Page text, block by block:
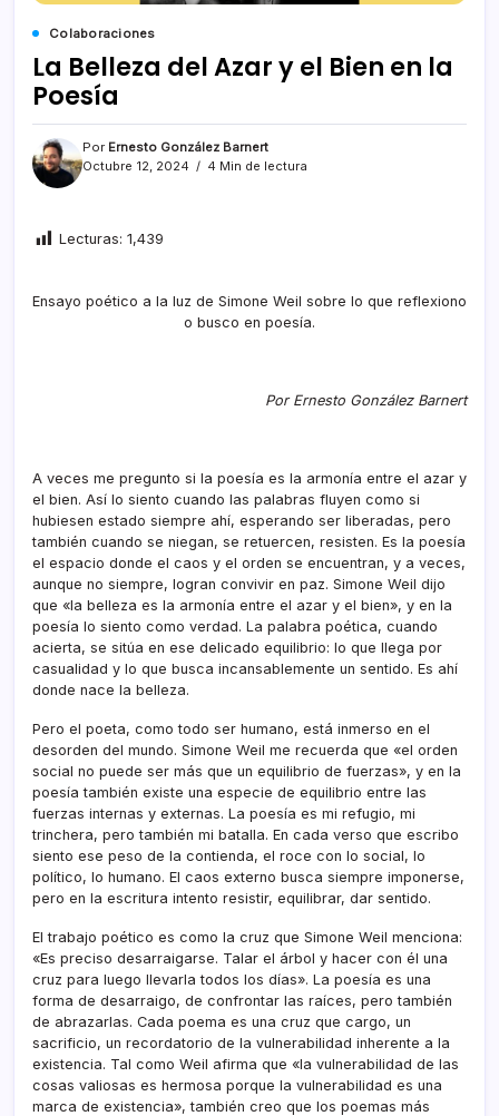
Colaboraciones
La Belleza del Azar y el Bien en la
Poesía
Por Ernesto González Barnert
Octubre 12, 2024
4 Min de lectura
Lecturas: 1,439
Ensayo poético a la luz de Simone Weil sobre lo que reflexiono
o busco en poesía.
Por Ernesto González Barnert
A veces me pregunto si la poesía es la armonía entre el azar y
el bien. Así lo siento cuando las palabras fluyen como si
hubiesen estado siempre ahí, esperando ser liberadas, pero
también cuando se niegan, se retuercen, resisten. Es la poesía
el espacio donde el caos y el orden se encuentran, y a veces,
aunque no siempre, logran convivir en paz. Simone Weil dijo
que «la belleza es la armonía entre el azar y el bien», y en la
poesía lo siento como verdad. La palabra poética, cuando
acierta, se sitúa en ese delicado equilibrio: lo que llega por
casualidad y lo que busca incansablemente un sentido. Es ahí
donde nace la belleza.
Pero el poeta, como todo ser humano, está inmerso en el
desorden del mundo. Simone Weil me recuerda que «el orden
social no puede ser más que un equilibrio de fuerzas», y en la
poesía también existe una especie de equilibrio entre las
fuerzas internas y externas. La poesía es mi refugio, mi
trinchera, pero también mi batalla. En cada verso que escribo
siento ese peso de la contienda, el roce con lo social, lo
político, lo humano. El caos externo busca siempre imponerse,
pero en la escritura intento resistir, equilibrar, dar sentido.
El trabajo poético es como la cruz que Simone Weil menciona:
«Es preciso desarraigarse. Talar el árbol y hacer con él una
cruz para luego llevarla todos los días». La poesía es una
forma de desarraigo, de confrontar las raíces, pero también
de abrazarlas. Cada poema es una cruz que cargo, un
sacrificio, un recordatorio de la vulnerabilidad inherente a la
existencia. Tal como Weil afirma que «la vulnerabilidad de las
cosas valiosas es hermosa porque la vulnerabilidad es una
marca de existencia», también creo que los poemas más